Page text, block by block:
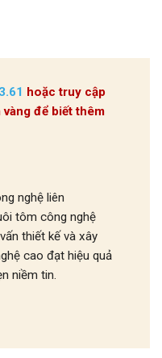
hoặc truy cập
để biết thêm
nghệ liên
tôm công nghệ
thiết kế và xây
cao đạt hiệu quả
niềm tin.